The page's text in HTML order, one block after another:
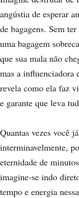
angústia de esperar
de bagagens. Sem
uma bagagem
que sua mala não
mas a influenciadora
revela como ela faz
e garante que leva
Quantas vezes você
interminavelmente,
eternidade de
imagine-se indo
tempo e energia